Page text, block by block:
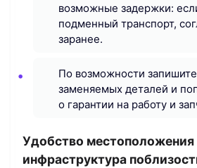
возможные задержки:
подменный транспорт,
заранее.
По возможности
заменяемых деталей и
о гарантии на работу и
Удобство местоположения
инфраструктура